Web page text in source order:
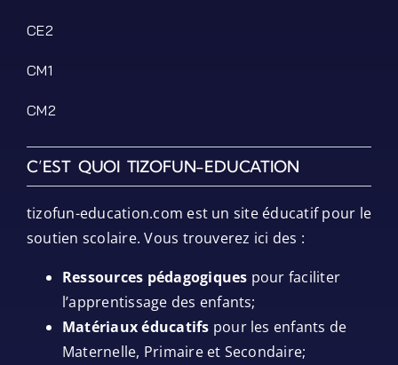
CE2
CM1
CM2
C’EST QUOI TIZOFUN-EDUCATION
tizofun-education.com est un site éducatif pour le
soutien scolaire. Vous trouverez ici des :
Ressources pédagogiques pour faciliter
l’apprentissage des enfants;
Matériaux éducatifs pour les enfants de
Maternelle, Primaire et Secondaire;